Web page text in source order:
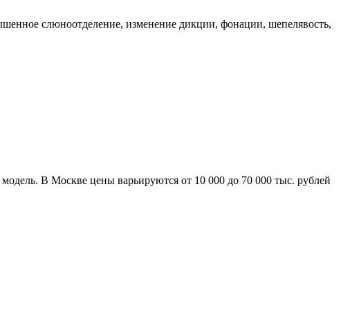
слюноотделение, изменение дикции, фонации, шепелявость,
В Москве цены варьируются от 10 000 до 70 000 тыс. рублей